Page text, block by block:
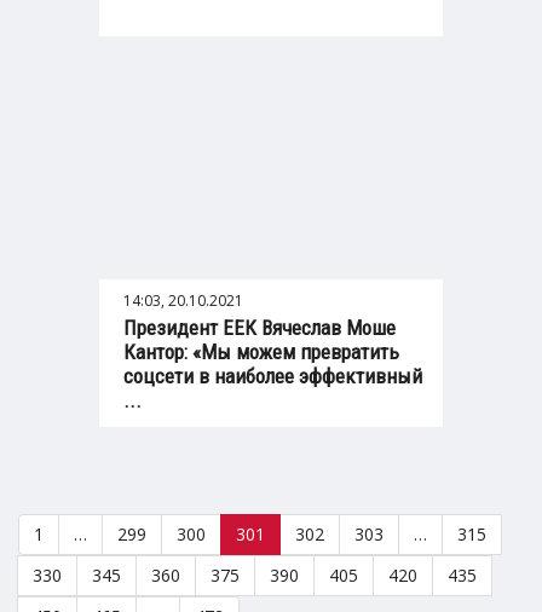
14:03, 20.10.2021
Президент ЕЕК Вячеслав Моше
Кантор: «Мы можем превратить
соцсети в наиболее эффективный
...
1 … 299 300 301 302 303 …
315
330
345 360 375 390 405 420
435